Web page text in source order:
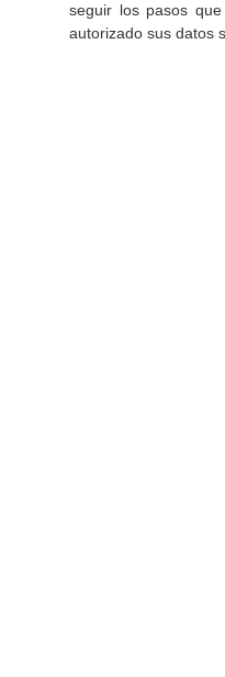
seguir los pasos
autorizado sus datos